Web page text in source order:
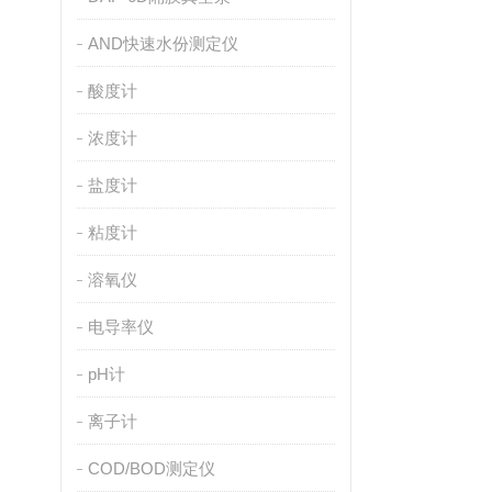
AND快速水份测定仪
酸度计
浓度计
盐度计
粘度计
溶氧仪
电导率仪
pH计
离子计
COD/BOD测定仪